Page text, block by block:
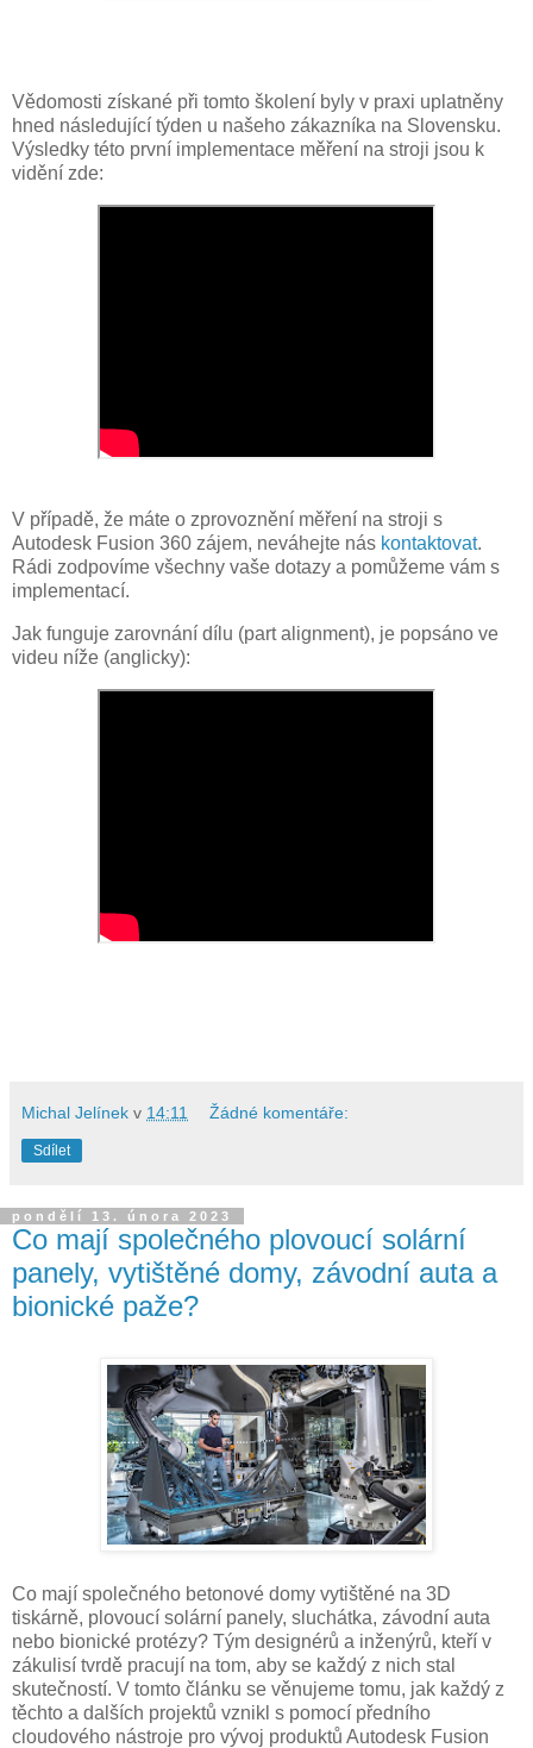
Vědomosti získané při tomto školení byly v praxi uplatněny
hned následující týden u našeho zákazníka na Slovensku.
Výsledky této první implementace měření na stroji jsou k
vidění zde:
V případě, že máte o zprovoznění měření na stroji s
Autodesk Fusion 360 zájem, neváhejte nás kontaktovat.
Rádi zodpovíme všechny vaše dotazy a pomůžeme vám s
implementací.
Jak funguje zarovnání dílu (part alignment), je popsáno ve
videu níže (anglicky):
Michal Jelínek v 14:11 Žádné komentáře:
Sdílet
pondělí 13. února 2023
Co mají společného plovoucí solární
panely, vytištěné domy, závodní auta a
bionické paže?
Co mají společného betonové domy vytištěné na 3D
tiskárně, plovoucí solární panely, sluchátka, závodní auta
nebo bionické protézy? Tým designérů a inženýrů, kteří v
zákulisí tvrdě pracují na tom, aby se každý z nich stal
skutečností. V tomto článku se věnujeme tomu, jak každý z
těchto a dalších projektů vznikl s pomocí předního
cloudového nástroje pro vývoj produktů Autodesk Fusion